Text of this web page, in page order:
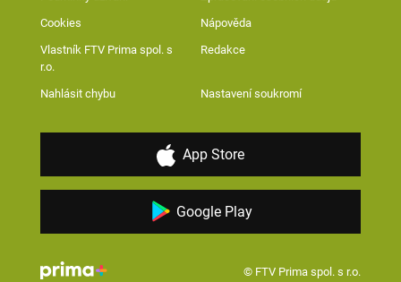
Cookies Nápověda
Vlastník FTV Prima spol. s
r.o.
Redakce
Nahlásit chybu Nastavení soukromí
App Store
Google Play
© FTV Prima spol. s r.o.